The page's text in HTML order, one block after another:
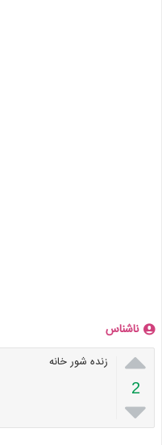
ناشناس

2

زنده شور خانه